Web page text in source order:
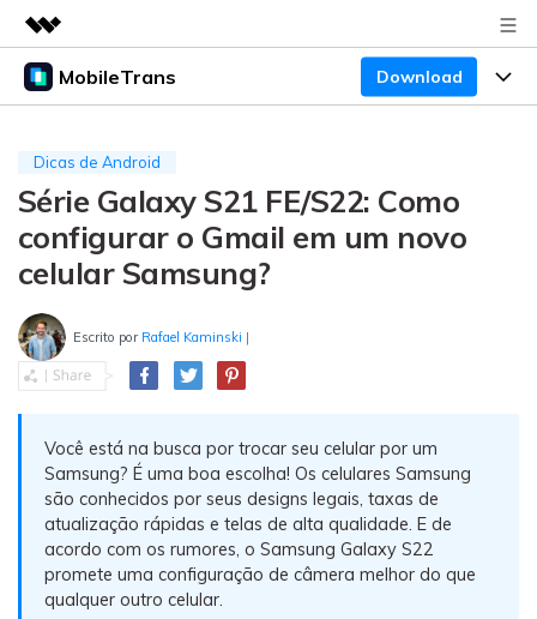
Produtos em destaque
Utilitários
Visão geral
Soluções
Sobre nós
Sala de imprensa
Loja
Suporte
MobileTrans Download
Desktop
Transferência do WhatsApp
Transferência de celular
de celular para outro, celular para computador e
vice-versa.
Backup e restauração
Fazer backup de até 18 tipos de dados e dados do
WhatsApp para o computador. E restaurar
Preços
Preços para Windows
Preços para empresas
Preços Educacionais
Centro de apoio
Mais suporte
Blogs
Temas em Destaque
Temas em Destaque
Concursos e eventos
Download
Dicas de Android
Série Galaxy S21 FE/S22: Como
configurar o Gmail em um novo
celular Samsung?
Escrito por Rafael Kaminski |
Você está na busca por trocar seu celular por um
Samsung? É uma boa escolha! Os celulares Samsung
são conhecidos por seus designs legais, taxas de
atualização rápidas e telas de alta qualidade. E de
acordo com os rumores, o Samsung Galaxy S22
promete uma configuração de câmera melhor do que
qualquer outro celular.